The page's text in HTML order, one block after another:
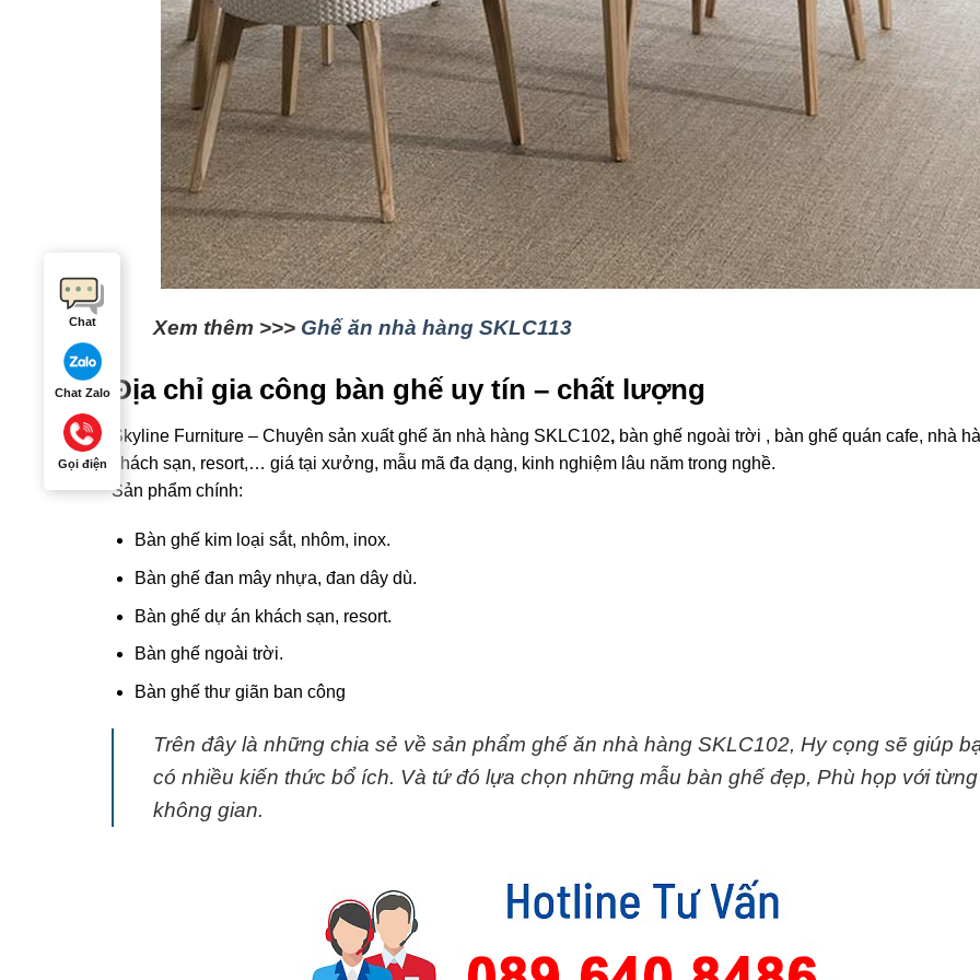
Xem thêm >>> Ghế ăn nhà hàng SKLC113
Địa chỉ gia công bàn ghế uy tín – chất lượng
Skyline Furniture – Chuyên sản xuất ghế ăn nhà hàng SKLC102, bàn ghế ngoài trời , bàn ghế quán cafe, nhà
khách sạn, resort,… giá tại xưởng, mẫu mã đa dạng, kinh nghiệm lâu năm trong nghề.
Sản phẩm chính:
Bàn ghế kim loại sắt, nhôm, inox.
Bàn ghế đan mây nhựa, đan dây dù.
Bàn ghế dự án khách sạn, resort.
Bàn ghế ngoài trời.
Bàn ghế thư giãn ban công
Trên đây là những chia sẻ về sản phẩm ghế ăn nhà hàng SKLC102, Hy cọng sẽ giúp
có nhiều kiến thức bổ ích. Và tứ đó lựa chọn những mẫu bàn ghế đẹp, Phù họp với từng
không gian.
Chat
Chat Zalo
Gọi điện